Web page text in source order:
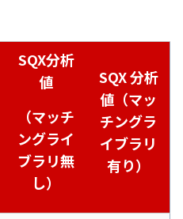
SQX分析
値
（マッチ
ングライ
ブラリ無
し）
SQX分析
値（マッ
チングラ
イブラリ
有り）